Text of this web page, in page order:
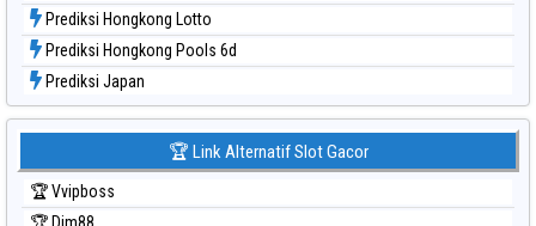
Prediksi Hongkong Lotto
Prediksi Hongkong Pools 6d
Prediksi Japan
Prediksi Japan 6d
Prediksi Kuda Lari
Prediksi Magnum Cambodia
🏆 Link Alternatif Slot Gacor
🏆 Vvipboss